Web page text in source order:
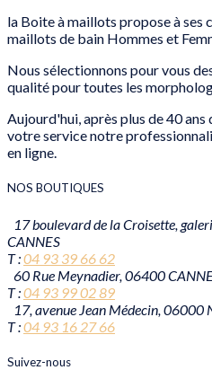
la Boite à maillots propose à ses
maillots de bain Hommes et
Nous sélectionnons pour vous
qualité pour toutes les
Aujourd'hui, après plus de 40
votre service notre
en ligne.
NOS BOUTIQUES
17 boulevard de la Croisette,
CANNES
T :04 93 39 66 62
60 Rue Meynadier, 06400
T :04 93 99 02 89
17, avenue Jean Médecin, 06000
T :04 93 16 27 66
Suivez-nous